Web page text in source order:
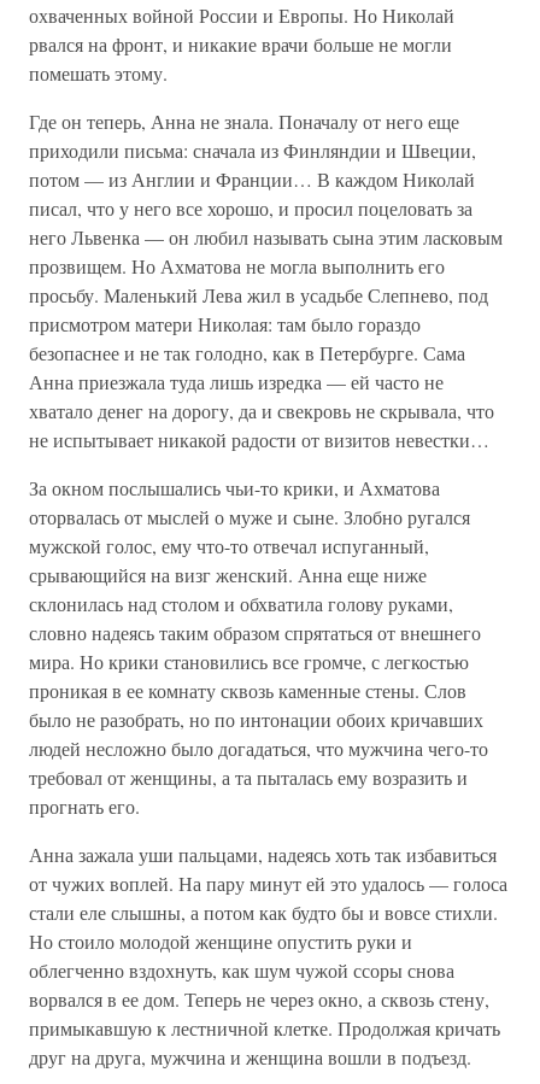
охваченных войной России и Европы. Но Николай
рвался на фронт, и никакие врачи больше не могли
помешать этому.
Где он теперь, Анна не знала. Поначалу от него еще
приходили письма: сначала из Финляндии и Швеции,
потом — из Англии и Франции… В каждом Николай
писал, что у него все хорошо, и просил поцеловать за
него Львенка — он любил называть сына этим ласковым
прозвищем. Но Ахматова не могла выполнить его
просьбу. Маленький Лева жил в усадьбе Слепнево, под
присмотром матери Николая: там было гораздо
безопаснее и не так голодно, как в Петербурге. Сама
Анна приезжала туда лишь изредка — ей часто не
хватало денег на дорогу, да и свекровь не скрывала, что
не испытывает никакой радости от визитов невестки…
За окном послышались чьи-то крики, и Ахматова
оторвалась от мыслей о муже и сыне. Злобно ругался
мужской голос, ему что-то отвечал испуганный,
срывающийся на визг женский. Анна еще ниже
склонилась над столом и обхватила голову руками,
словно надеясь таким образом спрятаться от внешнего
мира. Но крики становились все громче, с легкостью
проникая в ее комнату сквозь каменные стены. Слов
было не разобрать, но по интонации обоих кричавших
людей несложно было догадаться, что мужчина чего-то
требовал от женщины, а та пыталась ему возразить и
прогнать его.
Анна зажала уши пальцами, надеясь хоть так избавиться
от чужих воплей. На пару минут ей это удалось — голоса
стали еле слышны, а потом как будто бы и вовсе стихли.
Но стоило молодой женщине опустить руки и
облегченно вздохнуть, как шум чужой ссоры снова
ворвался в ее дом. Теперь не через окно, а сквозь стену,
примыкавшую к лестничной клетке. Продолжая кричать
друг на друга, мужчина и женщина вошли в подъезд.